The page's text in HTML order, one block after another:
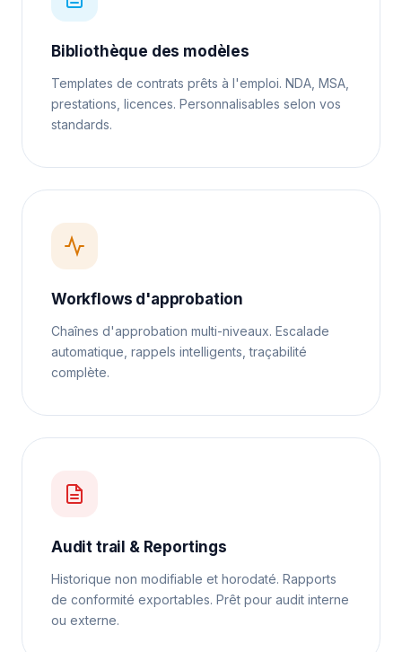
Bibliothèque des modèles
Templates de contrats prêts à l'emploi. NDA, MSA,
prestations, licences. Personnalisables selon vos
standards.
Workflows d'approbation
Chaînes d'approbation multi-niveaux. Escalade
automatique, rappels intelligents, traçabilité
complète.
Audit trail & Reportings
Historique non modifiable et horodaté. Rapports
de conformité exportables. Prêt pour audit interne
ou externe.